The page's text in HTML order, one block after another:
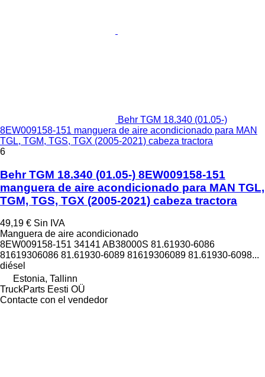
Behr TGM 18.340 (01.05-)
8EW009158-151 manguera de aire acondicionado para MAN
TGL, TGM, TGS, TGX (2005-2021) cabeza tractora
6
Behr TGM 18.340 (01.05-) 8EW009158-151
manguera de aire acondicionado para MAN TGL,
TGM, TGS, TGX (2005-2021) cabeza tractora
49,19 € Sin IVA
Manguera de aire acondicionado
8EW009158-151 34141 AB38000S 81.61930-6086
81619306086 81.61930-6089 81619306089 81.61930-6098...
diésel
Estonia, Tallinn
TruckParts Eesti OÜ
Contacte con el vendedor